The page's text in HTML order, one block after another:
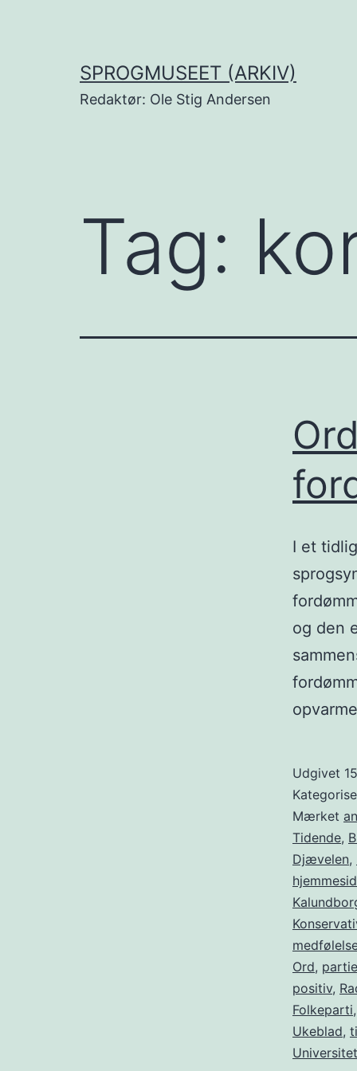
SPROGMUSEET (ARKIV)
Redaktør: Ole Stig Andersen
Tag:
I et
og den
Udgivet
Mærket
Tidende,
Djævelen,
Ord,
positiv,
Folkeparti
Ukeblad,